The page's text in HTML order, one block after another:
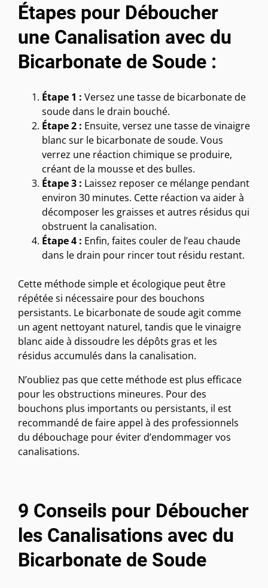
Étapes pour Déboucher
une Canalisation avec du
Bicarbonate de Soude :
Étape 1 : Versez une tasse de bicarbonate de
soude dans le drain bouché.
Étape 2 : Ensuite, versez une tasse de vinaigre
blanc sur le bicarbonate de soude. Vous
verrez une réaction chimique se produire,
créant de la mousse et des bulles.
Étape 3 : Laissez reposer ce mélange pendant
environ 30 minutes. Cette réaction va aider à
décomposer les graisses et autres résidus qui
obstruent la canalisation.
Étape 4 : Enfin, faites couler de l’eau chaude
dans le drain pour rincer tout résidu restant.
Cette méthode simple et écologique peut être
répétée si nécessaire pour des bouchons
persistants. Le bicarbonate de soude agit comme
un agent nettoyant naturel, tandis que le vinaigre
blanc aide à dissoudre les dépôts gras et les
résidus accumulés dans la canalisation.
N’oubliez pas que cette méthode est plus efficace
pour les obstructions mineures. Pour des
bouchons plus importants ou persistants, il est
recommandé de faire appel à des professionnels
du débouchage pour éviter d’endommager vos
canalisations.
9 Conseils pour Déboucher
les Canalisations avec du
Bicarbonate de Soude